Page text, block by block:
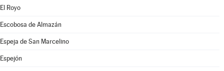
El Royo
Escobosa de Almazán
Espeja de San Marcelino
Espejón